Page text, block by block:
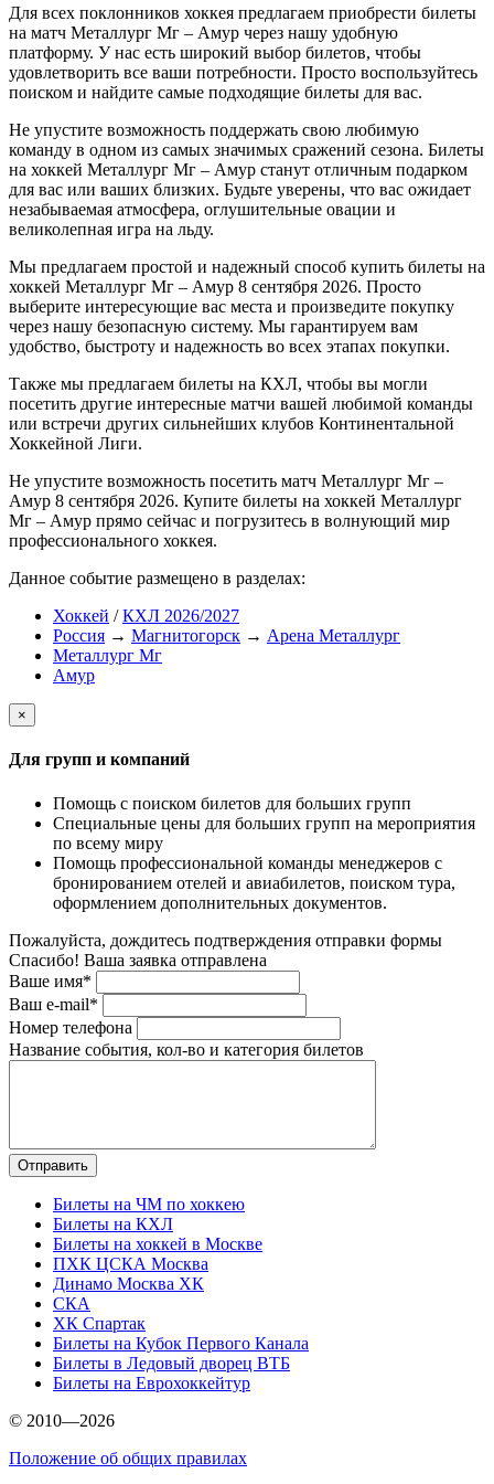
Для всех поклонников хоккея предлагаем приобрести билеты
на матч Металлург Мг – Амур через нашу удобную
платформу. У нас есть широкий выбор билетов, чтобы
удовлетворить все ваши потребности. Просто воспользуйтесь
поиском и найдите самые подходящие билеты для вас.
Не упустите возможность поддержать свою любимую
команду в одном из самых значимых сражений сезона. Билеты
на хоккей Металлург Мг – Амур станут отличным подарком
для вас или ваших близких. Будьте уверены, что вас ожидает
незабываемая атмосфера, оглушительные овации и
великолепная игра на льду.
Мы предлагаем простой и надежный способ купить билеты на
хоккей Металлург Мг – Амур 8 сентября 2026. Просто
выберите интересующие вас места и произведите покупку
через нашу безопасную систему. Мы гарантируем вам
удобство, быстроту и надежность во всех этапах покупки.
Также мы предлагаем билеты на КХЛ, чтобы вы могли
посетить другие интересные матчи вашей любимой команды
или встречи других сильнейших клубов Континентальной
Хоккейной Лиги.
Не упустите возможность посетить матч Металлург Мг –
Амур 8 сентября 2026. Купите билеты на хоккей Металлург
Мг – Амур прямо сейчас и погрузитесь в волнующий мир
профессионального хоккея.
Данное событие размещено в разделах:
Хоккей /КХЛ 2026/2027
Россия → Магнитогорск → Арена Металлург
Металлург Мг
Амур
×
Для групп и компаний
Помощь с поиском билетов для больших групп
Специальные цены для больших групп на мероприятия
по всему миру
Помощь профессиональной команды менеджеров с
бронированием отелей и авиабилетов, поиском тура,
оформлением дополнительных документов.
Пожалуйста, дождитесь подтверждения отправки формы
Спасибо! Ваша заявка отправлена
Ваше имя*
Ваш e-mail*
Номер телефона
Название события, кол-во и категория билетов
Билеты на ЧМ по хоккею
Билеты на КХЛ
Билеты на хоккей в Москве
ПХК ЦСКА Москва
Динамо Москва ХК
СКА
ХК Спартак
Билеты на Кубок Первого Канала
Билеты в Ледовый дворец ВТБ
Билеты на Еврохоккейтур
© 2010—2026
Положение об общих правилах